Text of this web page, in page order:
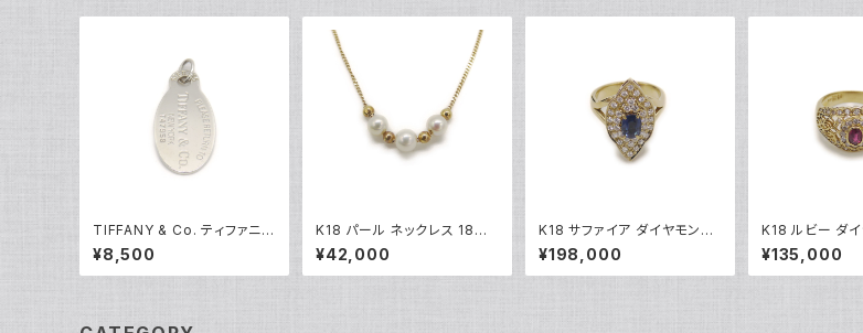
TIFFANY & Co. ティファニー
リターントゥ タグ ネックレスト
ップ シルバー925 ペンダント
トップ Y05234
¥8,500
K18 パール ネックレス 18金
喜平チェーン Y05173
¥42,000
K18 サファイア ダイヤモンド
デザインリング 18金 指輪 12
号 Y05246
¥198,000
K18 ルビー ダイ
インリング 18金
05245
¥135,000